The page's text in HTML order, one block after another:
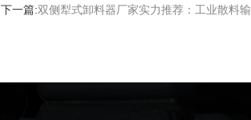
下一篇:双侧犁式卸料器厂家实力推荐：工业散料